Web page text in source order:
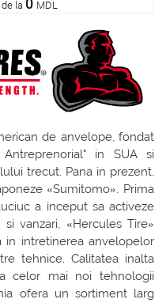
de la 0 MDL
de anvelope, fondat
in SUA si
trecut. Pana in prezent,
«Sumitomo». Prima
a inceput sa activeze
vanzari, «Hercules Tire»
in intretinerea anvelopelor
tehnice. Calitatea inalta
celor mai noi tehnologii
ofera un sortiment larg